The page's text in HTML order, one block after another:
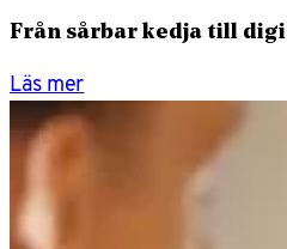
Från sårbar kedja till
Läs mer